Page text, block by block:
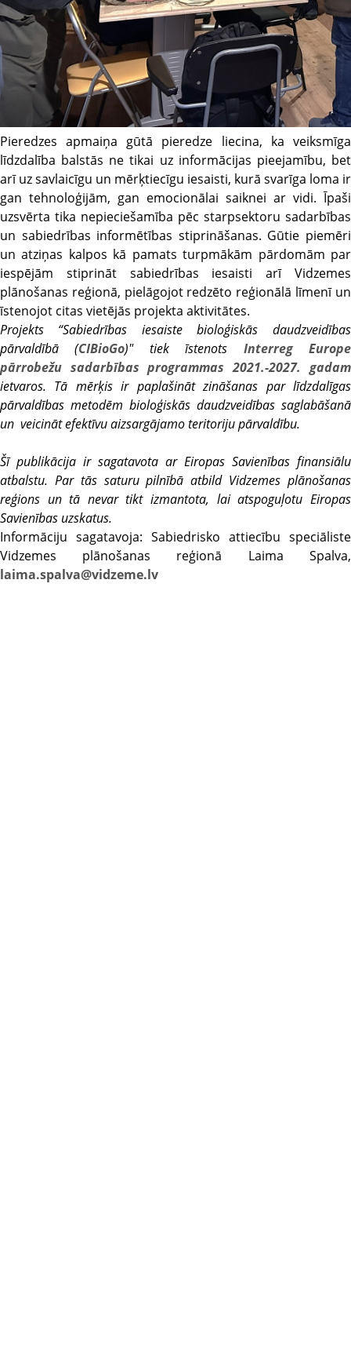
Pieredzes apmaiņa gūtā pieredze liecina, ka veiksmīga
līdzdalība balstās ne tikai uz informācijas pieejamību, bet
arī uz savlaicīgu un mērķtiecīgu iesaisti, kurā svarīga loma ir
gan tehnoloģijām, gan emocionālai saiknei ar vidi. Īpaši
uzsvērta tika nepieciešamība pēc starpsektoru sadarbības
un sabiedrības informētības stiprināšanas. Gūtie piemēri
un atziņas kalpos kā pamats turpmākām pārdomām par
iespējām stiprināt sabiedrības iesaisti arī Vidzemes
plānošanas reģionā, pielāgojot redzēto reģionālā līmenī un
īstenojot citas vietējās projekta aktivitātes.
Projekts “Sabiedrības iesaiste bioloģiskās daudzveidības
pārvaldībā (CIBioGo)" tiek īstenots Interreg Europe
pārrobežu sadarbības programmas 2021.-2027. gadam
ietvaros. Tā mērķis ir paplašināt zināšanas par līdzdalīgas
pārvaldības metodēm bioloģiskās daudzveidības saglabāšanā
un veicināt efektīvu aizsargājamo teritoriju pārvaldību.
Šī publikācija ir sagatavota ar Eiropas Savienības finansiālu
atbalstu. Par tās saturu pilnībā atbild Vidzemes plānošanas
reģions un tā nevar tikt izmantota, lai atspoguļotu Eiropas
Savienības uzskatus.
Informāciju sagatavoja: Sabiedrisko attiecību speciāliste
Vidzemes plānošanas reģionā Laima Spalva,
laima.spalva@vidzeme.lv